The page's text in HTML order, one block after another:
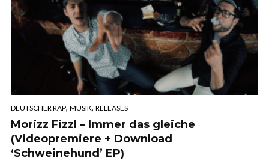
DEUTSCHER RAP, MUSIK, RELEASES
Morizz Fizzl – Immer das gleiche
(Videopremiere + Download
‘Schweinehund’ EP)